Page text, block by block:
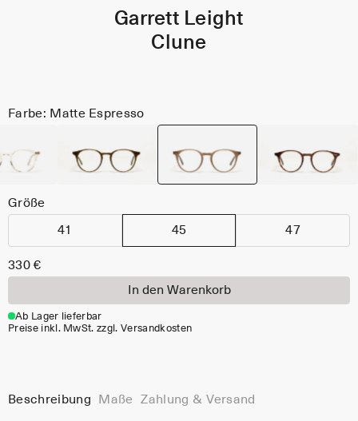
Garrett Leight
Clune
Farbe: Matte Espresso
Größe
41 45 47
330 €
In den Warenkorb
Ab Lager lieferbar
Preise inkl. MwSt. zzgl. Versandkosten
Beschreibung Maße Zahlung & Versand